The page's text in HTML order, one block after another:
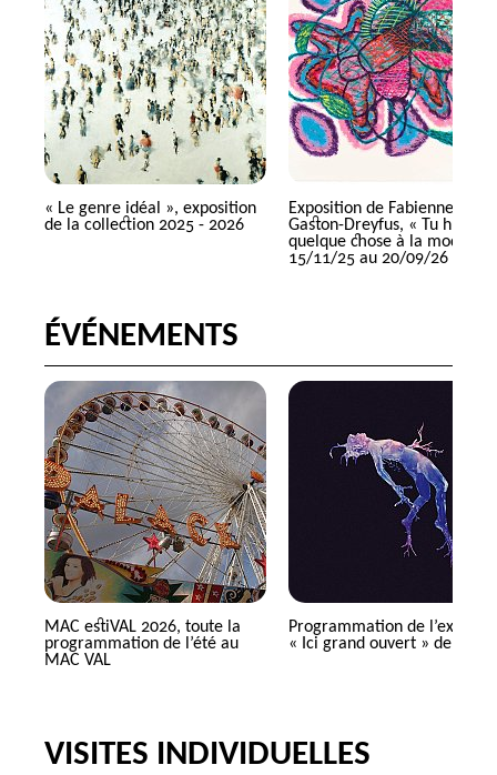
« Le genre idéal », exposition
de la collection 2025 - 2026
Exposition de Fabienne
Gaston-Dreyfus, « Tu hurles
quelque chose à la mode
15/11/25 au 20/09/26
ÉVÉNEMENTS
MAC estiVAL 2026, toute la
programmation de l’été au
MAC VAL
Programmation de
« Ici grand ouvert » de
VISITES INDIVIDUELLES